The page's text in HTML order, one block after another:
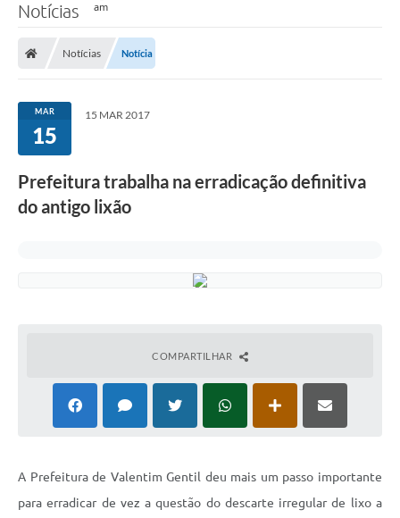
Notícias
Notícias Notícia
MAR
15
15 MAR 2017
Prefeitura trabalha na erradicação definitiva
do antigo lixão
COMPARTILHAR
A Prefeitura de Valentim Gentil deu mais um passo importante
para erradicar de vez a questão do descarte irregular de lixo a